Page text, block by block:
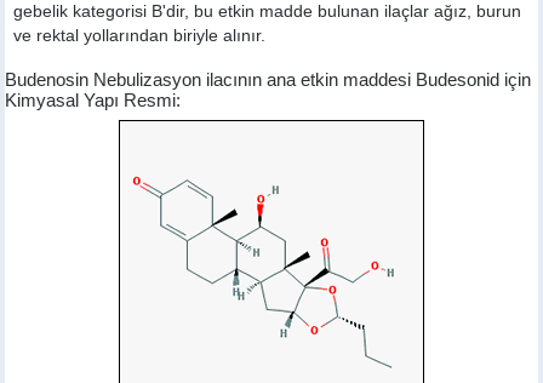
gebelik kategorisi B'dir, bu etkin madde bulunan ilaçlar ağız, burun
ve rektal yollarından biriyle alınır.
Budenosin Nebulizasyon ilacının ana etkin maddesi Budesonid için
Kimyasal Yapı Resmi: